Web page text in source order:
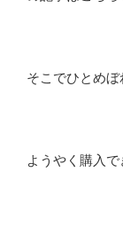
そこでひとめぼ
ようやく購入で